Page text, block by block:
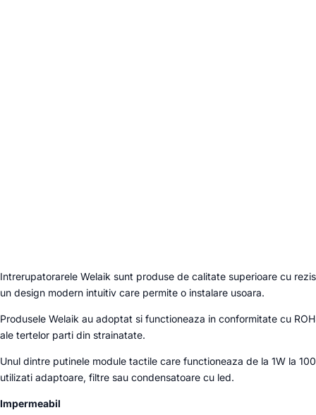
Intrerupatorarele Welaik sunt produse de calitate superioare cu
un design modern intuitiv care permite o instalare usoara.
Produsele Welaik au adoptat si functioneaza in conformitate cu
ale tertelor parti din strainatate.
Unul dintre putinele module tactile care functioneaza de la 1W la
utilizati adaptoare, filtre sau condensatoare cu led.
Impermeabil